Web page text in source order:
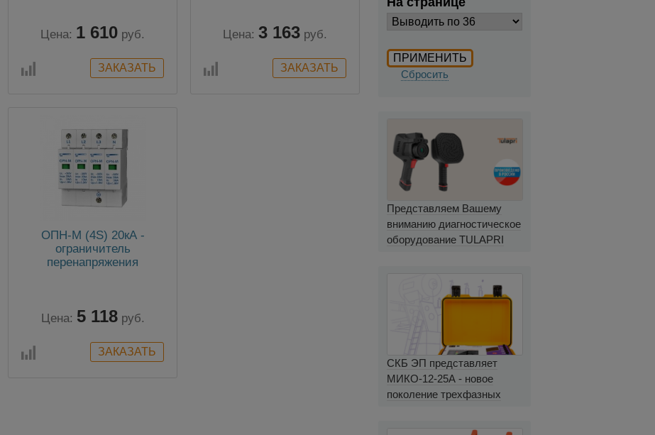
Цена: 1 610 руб. Цена: 3 163 руб.
ОПН-М (4S) 20кА -
ограничитель
перенапряжения
Цена: 5 118 руб.
Сбросить
Представляем Вашему
вниманию диагностическое
оборудование TULAPRI
СКБ ЭП представляет
МИКО-12-25А - новое
поколение трехфазных